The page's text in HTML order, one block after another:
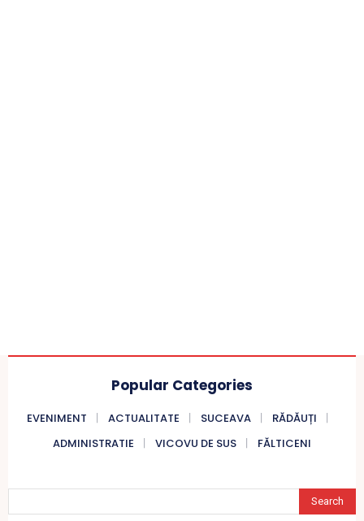
Popular Categories
EVENIMENT ACTUALITATE SUCEAVA
RĂDĂUȚI
ADMINISTRATIE
VICOVU DE SUS FĂLTICENI
Search